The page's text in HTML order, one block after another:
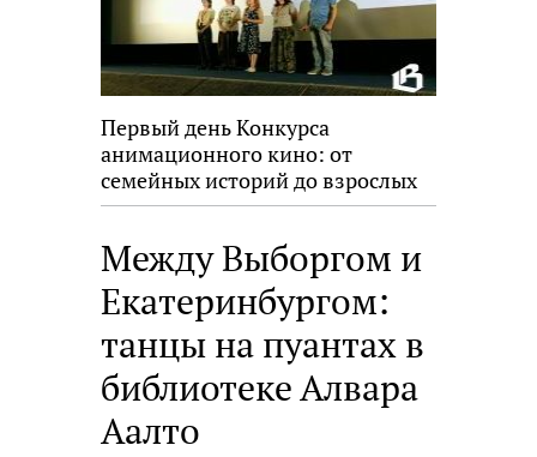
Первый день Конкурса
анимационного кино: от
семейных историй до взрослых
размышлений
Между Выборгом и
Екатеринбургом:
танцы на пуантах в
библиотеке Алвара
Аалто